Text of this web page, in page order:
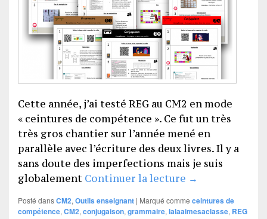
Cette année, j’ai testé REG au CM2 en mode
« ceintures de compétence ». Ce fut un très
très gros chantier sur l’année mené en
parallèle avec l’écriture des deux livres. Il y a
sans doute des imperfections mais je suis
globalement Continuer la lecture REG CM2 en
→
Posté dansCM2, Outils enseignant | Marqué comme ceintures de
compétence, CM2, conjugaison, grammaire, lalaaimesaclasse, REG